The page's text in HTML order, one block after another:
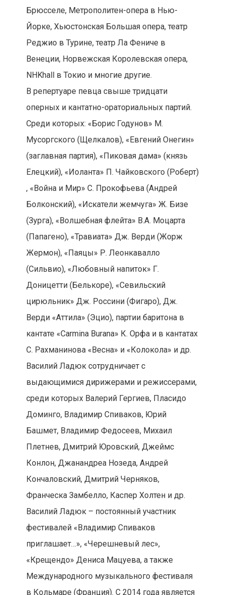
Брюсселе, Метрополитен-опера в Нью-
Йорке, Хьюстонская Большая опера, театр
Реджио в Турине, театр Ла Фениче в
Венеции, Норвежская Королевская опера,
NHKhall в Токио и многие другие.
В репертуаре певца свыше тридцати
оперных и кантатно-ораториальных партий.
Среди которых: «Борис Годунов» М.
Мусоргского (Щелкалов), «Евгений Онегин»
(заглавная партия), «Пиковая дама» (князь
Елецкий), «Иоланта» П. Чайковского (Роберт)
, «Война и Мир» С. Прокофьева (Андрей
Болконский), «Искатели жемчуга» Ж. Бизе
(Зурга), «Волшебная флейта» В.А. Моцарта
(Папагено), «Травиата» Дж. Верди (Жорж
Жермон), «Паяцы» Р. Леонкавалло
(Сильвио), «Любовный напиток» Г.
Доницетти (Белькоре), «Севильский
цирюльник» Дж. Россини (Фигаро), Дж.
Верди «Аттила» (Эцио), партии баритона в
кантате «Carmina Burana» К. Орфа и в кантатах
С. Рахманинова «Весна» и «Колокола» и др.
Василий Ладюк сотрудничает с
выдающимися дирижерами и режиссерами,
среди которых Валерий Гергиев, Пласидо
Доминго, Владимир Спиваков, Юрий
Башмет, Владимир Федосеев, Михаил
Плетнев, Дмитрий Юровский, Джеймс
Конлон, Джанандреа Нозеда, Андрей
Кончаловский, Дмитрий Черняков,
Франческа Замбелло, Каспер Холтен и др.
Василий Ладюк – постоянный участник
фестивалей «Владимир Спиваков
приглашает…», «Черешневый лес»,
«Крещендо» Дениса Мацуева, а также
Международного музыкального фестиваля
в Кольмаре (Франция). С 2014 года является